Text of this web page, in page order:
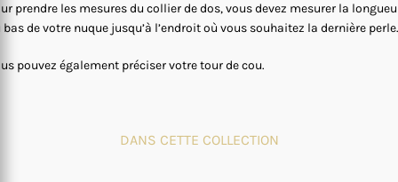
prendre les mesures du collier de dos, vous devez mesurer la
bas de votre nuque jusqu’à l’endroit où vous souhaitez la dernière perle.
pouvez également préciser votre tour de cou.
DANS CETTE COLLECTION